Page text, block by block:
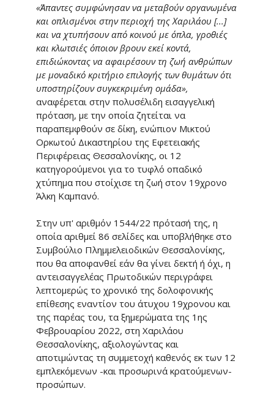
«Άπαντες συμφώνησαν να μεταβούν οργανωμένα
και οπλισμένοι στην περιοχή της Χαριλάου [...]
και να χτυπήσουν από κοινού με όπλα, γροθιές
και κλωτσιές όποιον βρουν εκεί κοντά,
επιδιώκοντας να αφαιρέσουν τη ζωή ανθρώπων
με μοναδικό κριτήριο επιλογής των θυμάτων ότι
υποστηρίζουν συγκεκριμένη ομάδα»,
αναφέρεται στην πολυσέλιδη εισαγγελική
πρόταση, με την οποία ζητείται να
παραπεμφθούν σε δίκη, ενώπιον Μικτού
Ορκωτού Δικαστηρίου της Εφετειακής
Περιφέρειας Θεσσαλονίκης, οι 12
κατηγορούμενοι για το τυφλό οπαδικό
χτύπημα που στοίχισε τη ζωή στον 19χρονο
Άλκη Καμπανό.
Στην υπ' αριθμόν 1544/22 πρότασή της, η
οποία αριθμεί 86 σελίδες και υποβλήθηκε στο
Συμβούλιο Πλημμελειοδικών Θεσσαλονίκης,
που θα αποφανθεί εάν θα γίνει δεκτή ή όχι, η
αντεισαγγελέας Πρωτοδικών περιγράφει
λεπτομερώς το χρονικό της δολοφονικής
επίθεσης εναντίον του άτυχου 19χρονου και
της παρέας του, τα ξημερώματα της 1ης
Φεβρουαρίου 2022, στη Χαριλάου
Θεσσαλονίκης, αξιολογώντας και
αποτιμώντας τη συμμετοχή καθενός εκ των 12
εμπλεκόμενων -και προσωρινά κρατούμενων-
προσώπων.